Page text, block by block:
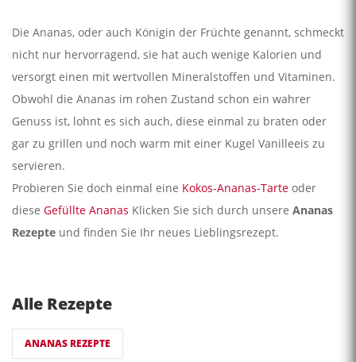
Die Ananas, oder auch Königin der Früchte genannt, schmeckt
nicht nur hervorragend, sie hat auch wenige Kalorien und
versorgt einen mit wertvollen Mineralstoffen und Vitaminen.
Obwohl die Ananas im rohen Zustand schon ein wahrer
Genuss ist, lohnt es sich auch, diese einmal zu braten oder
gar zu grillen und noch warm mit einer Kugel Vanilleeis zu
servieren.
Probieren Sie doch einmal eine Kokos-Ananas-Tarte oder
diese Gefüllte Ananas Klicken Sie sich durch unsere Ananas
Rezepte und finden Sie Ihr neues Lieblingsrezept.
Alle Rezepte
ANANAS REZEPTE